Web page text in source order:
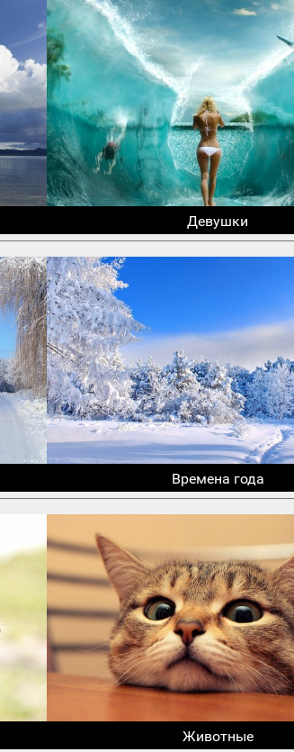
Девушки
Времена года
Животные